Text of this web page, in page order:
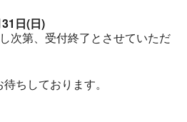
31日(日)
次第、受付終了とさせていただ
ちしております。